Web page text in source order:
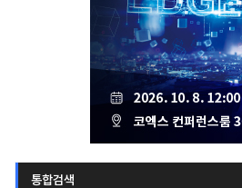
통합검색